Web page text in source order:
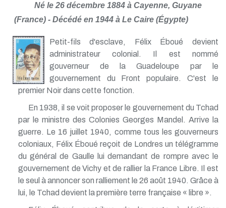
Né le 26 décembre 1884 à Cayenne, Guyane
(France) - Décédé en 1944 à Le Caire (Égypte)
Petit-fils d'esclave, Félix Éboué devient
administrateur colonial. Il est nommé
gouverneur de la Guadeloupe par le
gouvernement du Front populaire. C'est le
premier Noir dans cette fonction.
En 1938, il se voit proposer le gouvernement du Tchad
par le ministre des Colonies Georges Mandel. Arrive la
guerre. Le 16 juillet 1940, comme tous les gouverneurs
coloniaux, Félix Éboué reçoit de Londres un télégramme
du général de Gaulle lui demandant de rompre avec le
gouvernement de Vichy et de rallier la France Libre. Il est
le seul à annoncer son ralliement le 26 août 1940. Grâce à
lui, le Tchad devient la première terre française « libre ».